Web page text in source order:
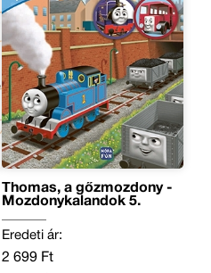
Thomas, a gőzmozdony -
Mozdonykalandok 5.
Eredeti ár:
2 699 Ft